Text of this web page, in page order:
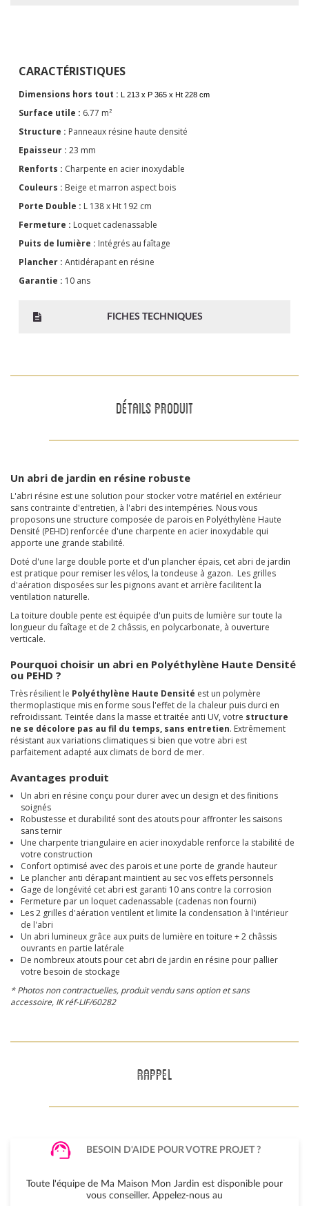
CARACTÉRISTIQUES
Dimensions hors tout : L 213 x P 365 x Ht 228 cm
Surface utile : 6.77 m²
Structure : Panneaux résine haute densité
Epaisseur : 23 mm
Renforts : Charpente en acier inoxydable
Couleurs : Beige et marron aspect bois
Porte Double : L 138 x Ht 192 cm
Fermeture : Loquet cadenassable
Puits de lumière : Intégrés au faîtage
Plancher : Antidérapant en résine
Garantie : 10 ans
FICHES TECHNIQUES
DÉTAILS PRODUIT
Un abri de jardin en résine robuste
L'abri résine est une solution pour stocker votre matériel en extérieur
sans contrainte d'entretien, à l'abri des intempéries. Nous vous
proposons une structure composée de parois en Polyéthylène Haute
Densité (PEHD) renforcée d'une charpente en acier inoxydable qui
apporte une grande stabilité.
Doté d'une large double porte et d'un plancher épais, cet abri de jardin
est pratique pour remiser les vélos, la tondeuse à gazon. Les grilles
d'aération disposées sur les pignons avant et arrière facilitent la
ventilation naturelle.
La toiture double pente est équipée d'un puits de lumière sur toute la
longueur du faîtage et de 2 châssis, en polycarbonate, à ouverture
verticale.
Pourquoi choisir un abri en Polyéthylène Haute Densité
ou PEHD ?
Très résilient le Polyéthylène Haute Densité est un polymère
thermoplastique mis en forme sous l'effet de la chaleur puis durci en
refroidissant. Teintée dans la masse et traitée anti UV, votre structure
ne se décolore pas au fil du temps, sans entretien. Extrêmement
résistant aux variations climatiques si bien que votre abri est
parfaitement adapté aux climats de bord de mer.
Avantages produit
Un abri en résine conçu pour durer avec un design et des finitions
soignés
Robustesse et durabilité sont des atouts pour affronter les saisons
sans ternir
Une charpente triangulaire en acier inoxydable renforce la stabilité de
votre construction
Confort optimisé avec des parois et une porte de grande hauteur
Le plancher anti dérapant maintient au sec vos effets personnels
Gage de longévité cet abri est garanti 10 ans contre la corrosion
Fermeture par un loquet cadenassable (cadenas non fourni)
Les 2 grilles d'aération ventilent et limite la condensation à l'intérieur
de l'abri
Un abri lumineux grâce aux puits de lumière en toiture + 2 châssis
ouvrants en partie latérale
De nombreux atouts pour cet abri de jardin en résine pour pallier
votre besoin de stockage
* Photos non contractuelles, produit vendu sans option et sans
accessoire, IK réf-LIF/60282
RAPPEL
BESOIN D'AIDE POUR VOTRE PROJET ?
Toute l'équipe de Ma Maison Mon Jardin est disponible pour
vous conseiller. Appelez-nous au